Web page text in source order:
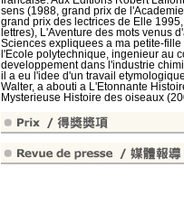
sens (1988, grand prix de
grand prix des lectrices de Elle
lettres), L'Aventure des mots venus
Sciences expliquees a ma petite-
l'Ecole polytechnique, ingenieur au
developpement dans l'industrie
il a eu l'idee d'un travail
Walter, a abouti a L'Etonnante
Mysterieuse Histoire des oiseaux